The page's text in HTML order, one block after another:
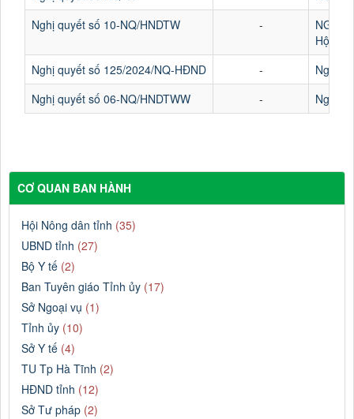
Nghị quyết số 10-NQ/HNDTW
-
NGHỊ
Hội
Nghị quyết số 125/2024/NQ-HĐND
-
Nghị
Nghị quyết số 06-NQ/HNDTWW
- Nghị
CƠ QUAN BAN HÀNH
Hội Nông dân tỉnh (35)
UBND tỉnh (27)
Bộ Y tế (2)
Ban Tuyên giáo Tỉnh ủy (17)
Sở Ngoại vụ (1)
Tỉnh ủy (10)
Sở Y tế (4)
TU Tp Hà Tĩnh (2)
HĐND tỉnh (12)
Sở Tư pháp (2)